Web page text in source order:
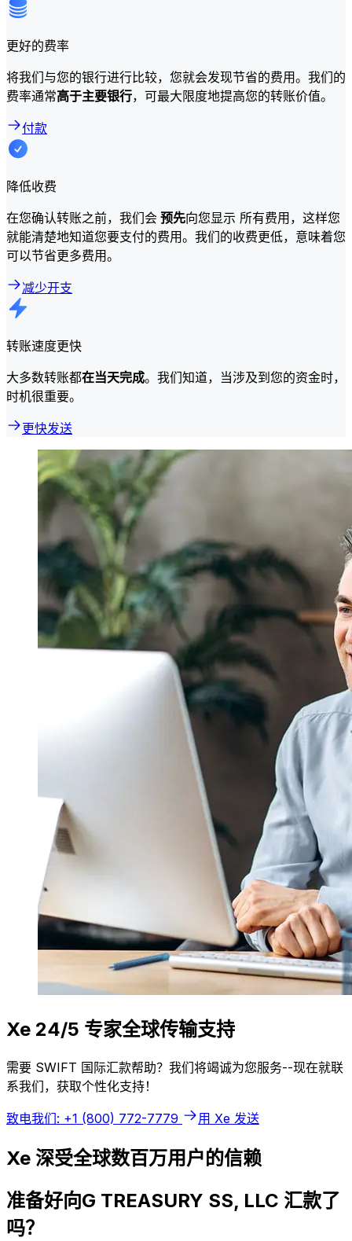
更好的费率
将我们与您的银行进行比较，您就会发现节省的费用。我们的
费率通常高于主要银行，可最大限度地提高您的转账价值。
付款
降低收费
在您确认转账之前，我们会 预先向您显示 所有费用，这样您
就能清楚地知道您要支付的费用。我们的收费更低，意味着您
可以节省更多费用。
减少开支
转账速度更快
大多数转账都在当天完成。我们知道，当涉及到您的资金时，
时机很重要。
更快发送
Xe 24/5 专家全球传输支持
需要 SWIFT 国际汇款帮助？我们将竭诚为您服务--现在就联
系我们，获取个性化支持！
致电我们: +1 (800) 772-7779 用 Xe 发送
Xe 深受全球数百万用户的信赖
准备好向G TREASURY SS, LLC 汇款了
吗？